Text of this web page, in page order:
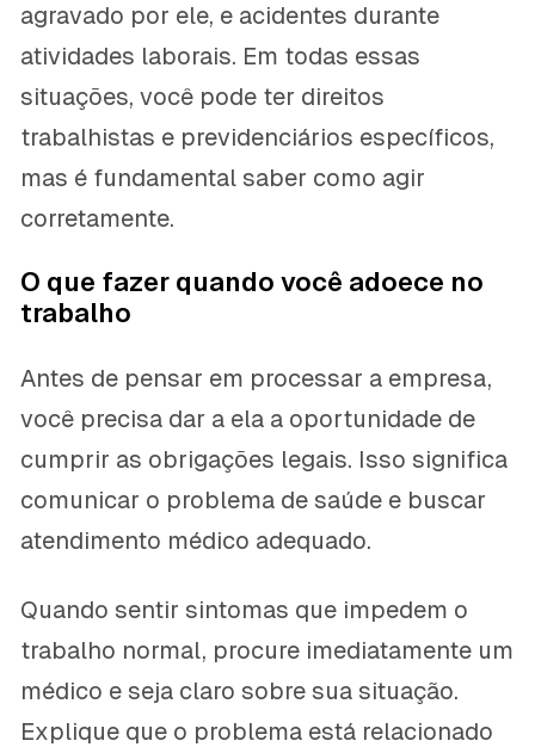
agravado por ele, e acidentes durante
atividades laborais. Em todas essas
situações, você pode ter direitos
trabalhistas e previdenciários específicos,
mas é fundamental saber como agir
corretamente.
O que fazer quando você adoece no
trabalho
Antes de pensar em processar a empresa,
você precisa dar a ela a oportunidade de
cumprir as obrigações legais. Isso significa
comunicar o problema de saúde e buscar
atendimento médico adequado.
Quando sentir sintomas que impedem o
trabalho normal, procure imediatamente um
médico e seja claro sobre sua situação.
Explique que o problema está relacionado